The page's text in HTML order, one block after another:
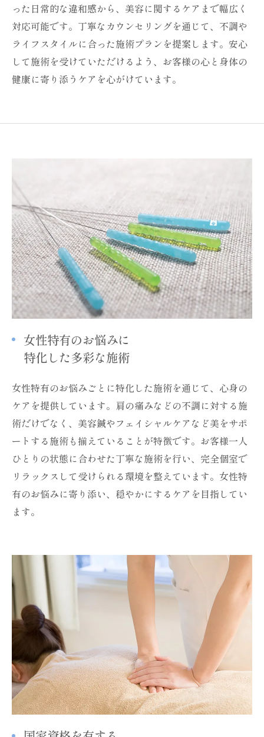
った日常的な違和感から、美容に関するケアまで幅広く
対応可能です。丁寧なカウンセリングを通じて、不調や
ライフスタイルに合った施術プランを提案します。安心
して施術を受けていただけるよう、お客様の心と身体の
健康に寄り添うケアを心がけています。
女性特有のお悩みに
特化した多彩な施術
女性特有のお悩みごとに特化した施術を通じて、心身の
ケアを提供しています。肩の痛みなどの不調に対する施
術だけでなく、美容鍼やフェイシャルケアなど美をサポ
ートする施術も揃えていることが特徴です。お客様一人
ひとりの状態に合わせた丁寧な施術を行い、完全個室で
リラックスして受けられる環境を整えています。女性特
有のお悩みに寄り添い、穏やかにするケアを目指してい
ます。